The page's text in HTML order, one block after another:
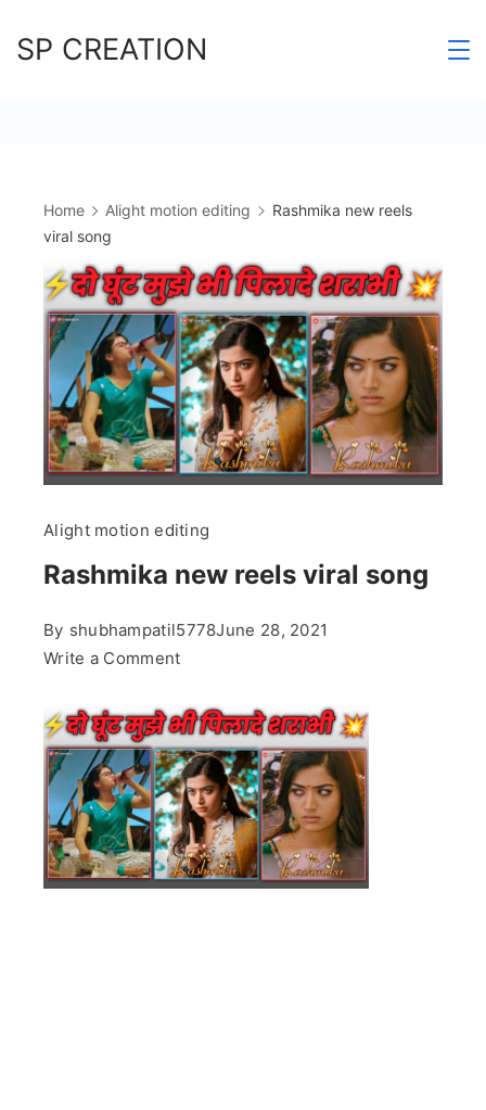
toSP CREATION
Home Alight motion editing
Rashmika new reels
viral song
Alight motion editing
Rashmika new reels viral song
By shubhampatil5778June 28, 2021
Write a Commenton
new
reels
viral
song